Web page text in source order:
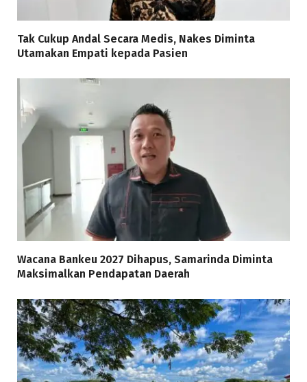
Tak Cukup Andal Secara Medis, Nakes Diminta
Utamakan Empati kepada Pasien
Wacana Bankeu 2027 Dihapus, Samarinda Diminta
Maksimalkan Pendapatan Daerah